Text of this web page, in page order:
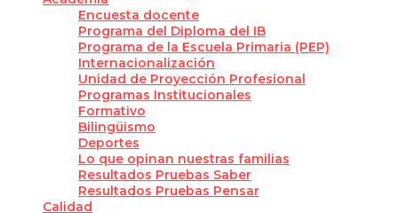
Encuesta docente
Programa del Diploma del IB
Programa de la Escuela Primaria (PEP)
Internacionalización
Unidad de Proyección Profesional
Programas Institucionales
Formativo
Bilingüismo
Deportes
Lo que opinan nuestras familias
Resultados Pruebas Saber
Resultados Pruebas Pensar
Calidad